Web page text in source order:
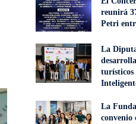
reunirá
Petri
La
turísticos
La
convenio